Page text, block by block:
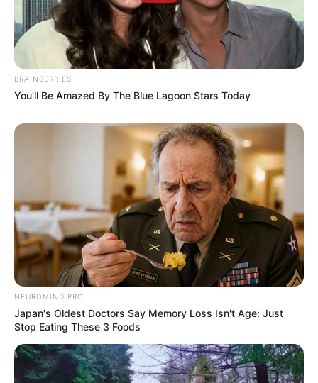
Όλα τα κείμενα και οι εικόνες είναι πνευματική ιδιοκτησία του
ΝΙΚΟΛΑΟΣ ΑΝΑΞΙΜΑΝΔΡΟΣ. Aπαγορεύεται η αναπαραγωγή, η
αναδημοσίευση και η τροποποίησή τους χωρίς προηγούμενη
γραπτή άδεια του δημιουργού τους. Με επιφύλαξη κάθε νόμιμου
δικαιώματος. Διαβάστε τηνΠολιτική Απορρήτουτου website πριν
να το χρησιμοποιήσετε, καθώς χρησιμοποιώντας το την
αποδέχεστε. Ο ιστότοπος διατηρεί το δικαίωμα να τροποποιήσει
τους όρους χρήσης.
Επικοινωνήστε μαζί μας: nikolaosgeor@gmail.com
@2022 - nikolaosanaximandros.gr. All Right Reserved. Designed and
Developed byWeb Technical
BRAINBERRIES
You'll Be Amazed By The Blue Lagoon Stars Today
NEUROMIND PRO
Japan's Oldest Doctors Say Memory Loss Isn't Age: Just
Stop Eating These 3 Foods